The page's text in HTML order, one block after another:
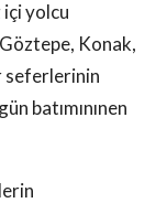
yolcu
Göztepe, Konak,
seferlerinin
batımınınen